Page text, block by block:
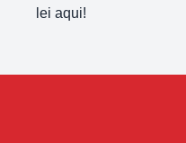
lei aqui!